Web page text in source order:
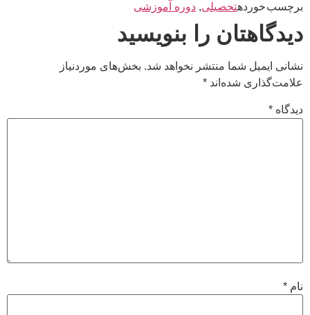
تحصیلی,دوره آموزشی
را بنویسید
شما منتشر نخواهد شد.
بخش‌های موردنیاز
شده‌اند*